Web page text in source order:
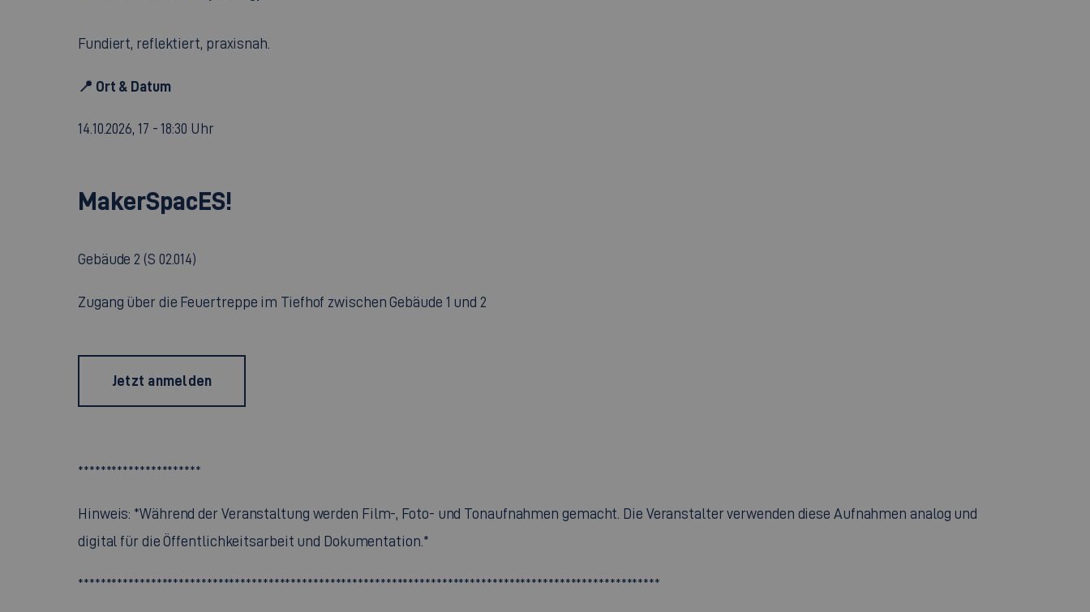
Fundiert, reflektiert, praxisnah.
📍 Ort & Datum
14.10.2026, 17 - 18:30 Uhr
MakerSpacES!
Gebäude 2 (S 02.014)
Zugang über die Feuertreppe im Tiefhof zwischen Gebäude 1 und 2
Jetzt anmelden
**********************
Hinweis: *Während der Veranstaltung werden Film-, Foto- und Tonaufnahmen gemacht. Die Veranstalter verwenden diese Aufnahmen analog und
digital für die Öffentlichkeitsarbeit und Dokumentation.*
********************************************************************************************************